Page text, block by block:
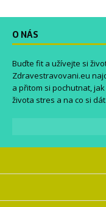
O NÁS
Buďte fit a užívejte si
Zdravestravovani.eu
a přitom si pochutnat,
života stres a na co si